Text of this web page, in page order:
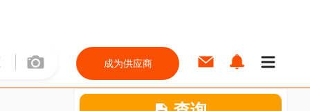
成为供应商